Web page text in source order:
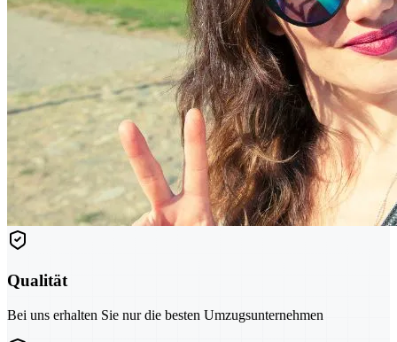
Qualität
Bei uns erhalten Sie nur die besten Umzugsunternehmen